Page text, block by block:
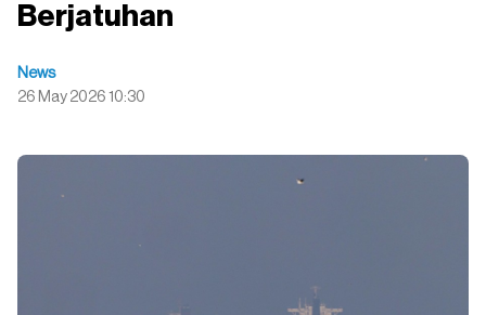
Berjatuhan
News
26 May 2026 10:30